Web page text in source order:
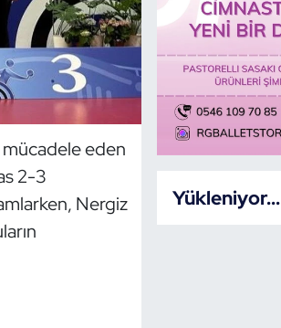
mücadele eden
2-3
Nergiz
Yükleniyor...